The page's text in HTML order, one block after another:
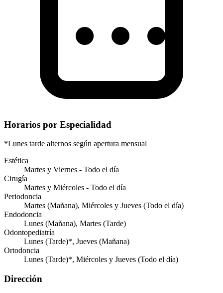
Horarios por Especialidad
*Lunes tarde alternos según apertura mensual
Estética
Martes y Viernes - Todo el día
Cirugía
Martes y Miércoles - Todo el día
Periodoncia
Martes (Mañana), Miércoles y Jueves (Todo el día)
Endodoncia
Lunes (Mañana), Martes (Tarde)
Odontopediatría
Lunes (Tarde)*, Jueves (Mañana)
Ortodoncia
Lunes (Tarde)*, Miércoles y Jueves (Todo el día)
Dirección